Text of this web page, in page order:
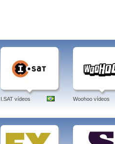
I.SAT vídeos Woohoo vídeos